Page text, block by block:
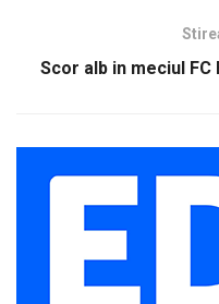
Scor alb in meciul FC